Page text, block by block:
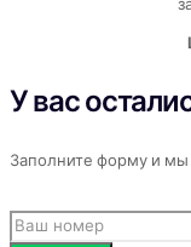
У вас
Заполните форму и